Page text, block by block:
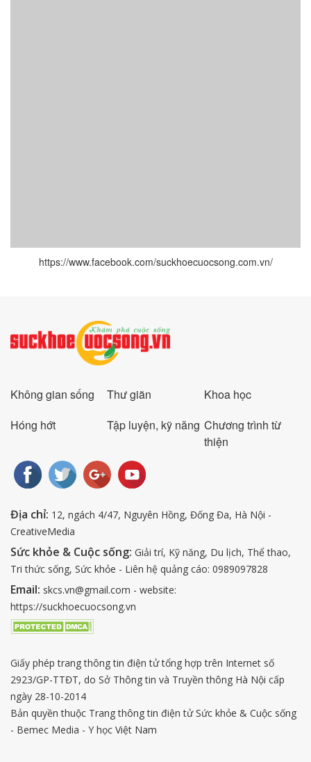
https://www.facebook.com/suckhoecuocsong.com.vn/
Không gian sống Thư giãn
Khoa học
Hóng hớt
Tập luyện, kỹ năng Chương trình từ
thiện
Địa chỉ: 12, ngách 4/47, Nguyên Hồng, Đống Đa, Hà Nội -
CreativeMedia
Sức khỏe & Cuộc sống: Giải trí, Kỹ năng, Du lịch, Thể thao,
Tri thức sống, Sức khỏe - Liên hệ quảng cáo: 0989097828
Email: skcs.vn@gmail.com - website:
https://suckhoecuocsong.vn
Giấy phép trang thông tin điện tử tổng hợp trên Internet số
2923/GP-TTĐT, do Sở Thông tin và Truyền thông Hà Nội cấp
ngày 28-10-2014
Bản quyền thuộc Trang thông tin điện tử Sức khỏe & Cuộc sống
- Bemec Media - Y học Việt Nam